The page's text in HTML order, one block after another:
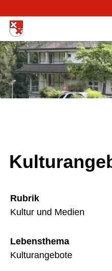
Rubrik
Kultur und Medien
Lebensthema
Kulturangebote